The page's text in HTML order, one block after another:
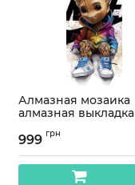
Алмазная мозаика
алмазная выкладка
OG00805SB
Артикул:OG00805SB
999 грн